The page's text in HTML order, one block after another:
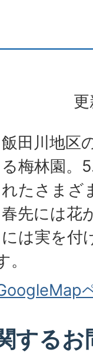
飯田川地区
る梅林園。
れたさまざ
春先には花
には実を付
する